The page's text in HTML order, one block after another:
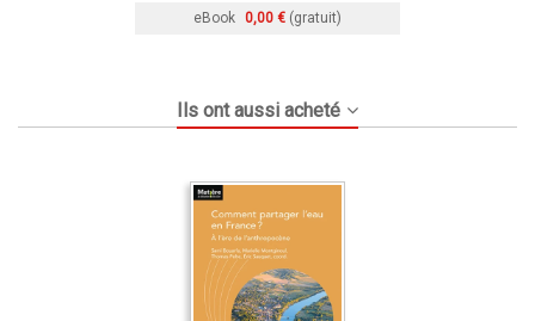
eBook 0,00 € (gratuit)
Ils ont aussi acheté